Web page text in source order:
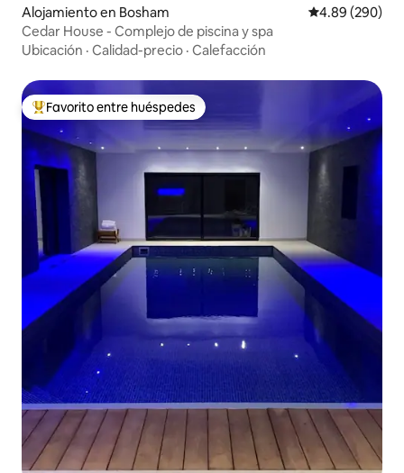
Alojamiento en Bosham Calificación
4.89 (290)
Cedar House - Complejo de piscina y spa
Ubicación · Calidad-precio · Calefacción
Favorito entre huéspedes preferido
Favorito entre huéspedes